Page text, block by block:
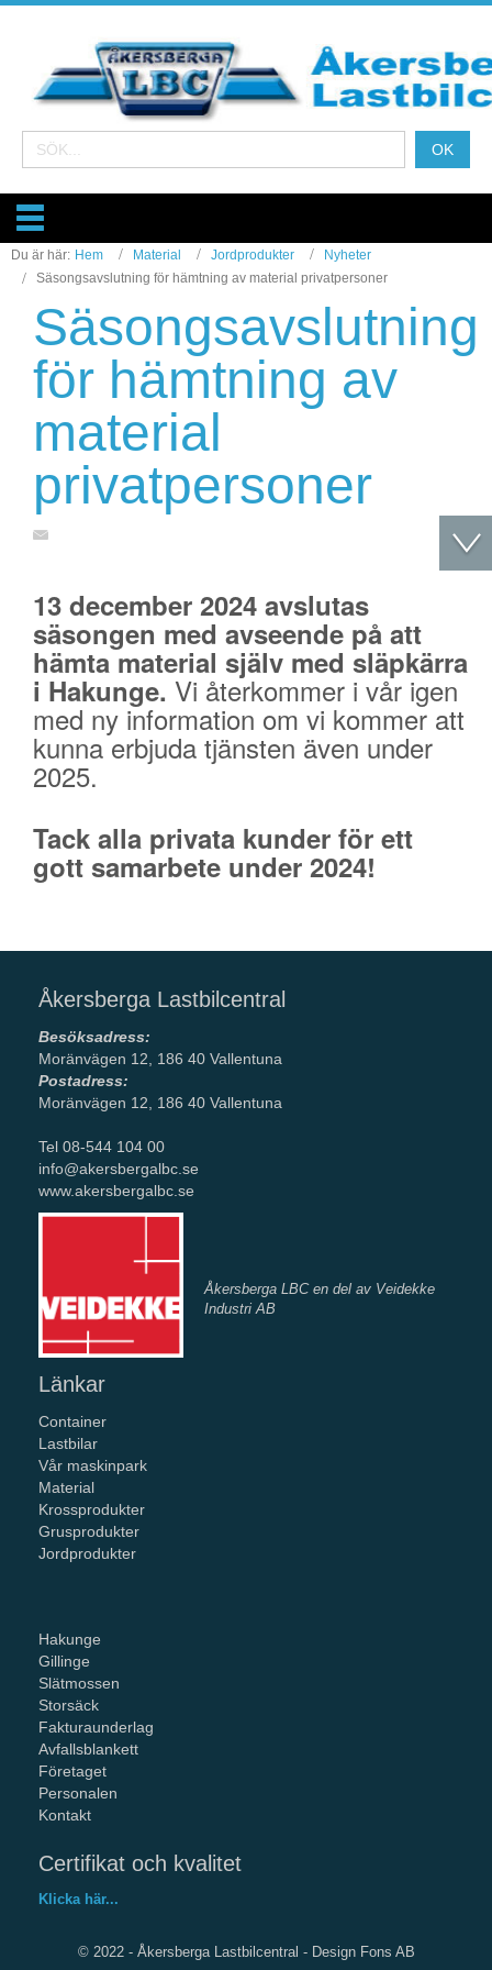
Du är här: Hem Material Jordprodukter
Nyheter
Säsongsavslutning för hämtning av material privatpersoner
Säsongsavslutning
för hämtning av
material
privatpersoner
13 december 2024 avslutas
säsongen med avseende på att
hämta material själv med släpkärra
i Hakunge. Vi återkommer i vår igen
med ny information om vi kommer att
kunna erbjuda tjänsten även under
2025.
Tack alla privata kunder för ett
gott samarbete under 2024!
Åkersberga Lastbilcentral
Besöksadress:
Moränvägen 12, 186 40 Vallentuna
Postadress:
Moränvägen 12, 186 40 Vallentuna
Tel 08-544 104 00
info@akersbergalbc.se
www.akersbergalbc.se
Åkersberga LBC en del av Veidekke
Industri AB
Länkar
Container
Lastbilar
Vår maskinpark
Material
Krossprodukter
Grusprodukter
Jordprodukter
Hakunge
Gillinge
Slätmossen
Storsäck
Fakturaunderlag
Avfallsblankett
Företaget
Personalen
Kontakt
Certifikat och kvalitet
Klicka här...
© 2022 - Åkersberga Lastbilcentral - Design Fons AB